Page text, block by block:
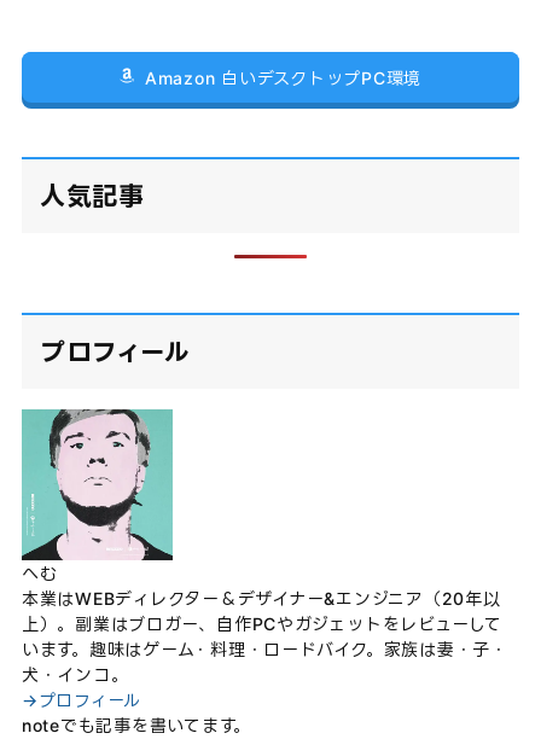
Amazon 白いデスクトップPC環境
人気記事
プロフィール
へむ
本業はWEBディレクター＆デザイナー&エンジニア（20年以
上）。副業はブロガー、自作PCやガジェットをレビューして
います。趣味はゲーム・料理・ロードバイク。家族は妻・子・
犬・インコ。
→プロフィール
noteでも記事を書いてます。